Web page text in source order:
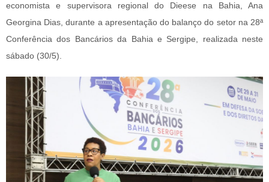
economista e supervisora regional do Dieese na Bahia, Ana
Georgina Dias, durante a apresentação do balanço do setor na 28ª
Conferência dos Bancários da Bahia e Sergipe, realizada neste
sábado (30/5).